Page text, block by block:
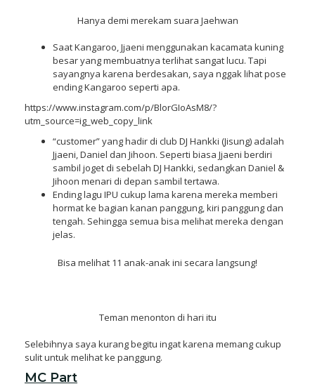
Hanya demi merekam suara Jaehwan
Saat Kangaroo, Jjaeni menggunakan kacamata kuning
besar yang membuatnya terlihat sangat lucu. Tapi
sayangnya karena berdesakan, saya nggak lihat pose
ending Kangaroo seperti apa.
https://www.instagram.com/p/BlorGIoAsM8/?
utm_source=ig_web_copy_link
“customer” yang hadir di club DJ Hankki (Jisung) adalah
Jjaeni, Daniel dan Jihoon. Seperti biasa Jjaeni berdiri
sambil joget di sebelah DJ Hankki, sedangkan Daniel &
Jihoon menari di depan sambil tertawa.
Ending lagu IPU cukup lama karena mereka memberi
hormat ke bagian kanan panggung, kiri panggung dan
tengah. Sehingga semua bisa melihat mereka dengan
jelas.
Bisa melihat 11 anak-anak ini secara langsung!
Teman menonton di hari itu
Selebihnya saya kurang begitu ingat karena memang cukup
sulit untuk melihat ke panggung.
MC Part